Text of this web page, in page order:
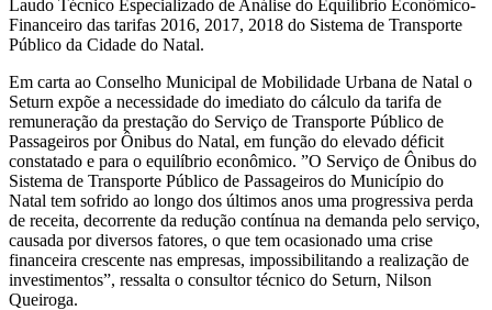
Laudo Técnico Especializado de Análise do Equilíbrio Econômico-
Financeiro das tarifas 2016, 2017, 2018 do Sistema de Transporte
Público da Cidade do Natal.
Em carta ao Conselho Municipal de Mobilidade Urbana de Natal o
Seturn expõe a necessidade do imediato do cálculo da tarifa de
remuneração da prestação do Serviço de Transporte Público de
Passageiros por Ônibus do Natal, em função do elevado déficit
constatado e para o equilíbrio econômico. ”O Serviço de Ônibus do
Sistema de Transporte Público de Passageiros do Município do
Natal tem sofrido ao longo dos últimos anos uma progressiva perda
de receita, decorrente da redução contínua na demanda pelo serviço,
causada por diversos fatores, o que tem ocasionado uma crise
financeira crescente nas empresas, impossibilitando a realização de
investimentos”, ressalta o consultor técnico do Seturn, Nilson
Queiroga.